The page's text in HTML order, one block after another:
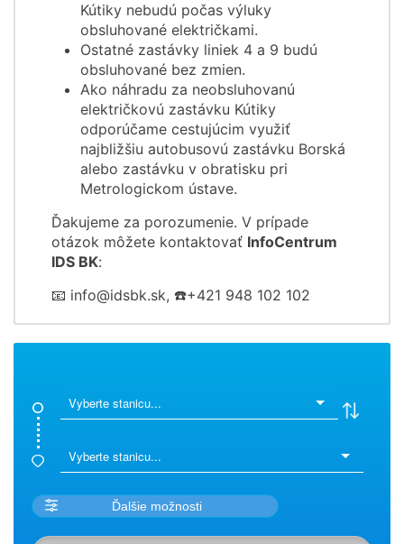
Kútiky nebudú počas výluky
obsluhované električkami.
Ostatné zastávky liniek 4 a 9 budú
obsluhované bez zmien.
Ako náhradu za neobsluhovanú
električkovú zastávku Kútiky
odporúčame cestujúcim využiť
najbližšiu autobusovú zastávku Borská
alebo zastávku v obratisku pri
Metrologickom ústave.
Ďakujeme za porozumenie. V prípade
otázok môžete kontaktovať InfoCentrum
IDS BK:
📧 info@idsbk.sk, ☎️+421 948 102 102